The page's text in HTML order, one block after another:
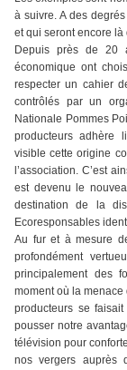
à suivre. A des
et qui seront encore
Depuis près de 20
économique ont
respecter un cahier
contrôlés par un
Nationale Pommes
producteurs adhère
visible cette origine
l’association. C’est
est devenu le
destination de la
Ecoresponsables
Au fur et à mesure
profondément
principalement des
moment où la menace
producteurs se
pousser notre
télévision pour
nos vergers auprès